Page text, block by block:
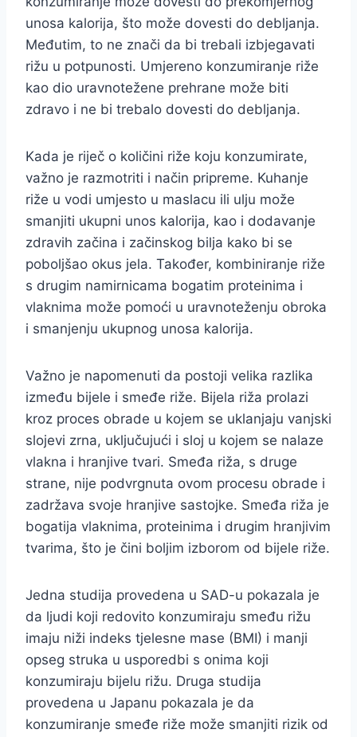
unosa kalorija, što može dovesti do debljanja.
Međutim, to ne znači da bi trebali izbjegavati
rižu u potpunosti. Umjereno konzumiranje riže
kao dio uravnotežene prehrane može biti
zdravo i ne bi trebalo dovesti do debljanja.
Kada je riječ o količini riže koju konzumirate,
važno je razmotriti i način pripreme. Kuhanje
riže u vodi umjesto u maslacu ili ulju može
smanjiti ukupni unos kalorija, kao i dodavanje
zdravih začina i začinskog bilja kako bi se
poboljšao okus jela. Također, kombiniranje riže
s drugim namirnicama bogatim proteinima i
vlaknima može pomoći u uravnoteženju obroka
i smanjenju ukupnog unosa kalorija.
Važno je napomenuti da postoji velika razlika
između bijele i smeđe riže. Bijela riža prolazi
kroz proces obrade u kojem se uklanjaju vanjski
slojevi zrna, uključujući i sloj u kojem se nalaze
vlakna i hranjive tvari. Smeđa riža, s druge
strane, nije podvrgnuta ovom procesu obrade i
zadržava svoje hranjive sastojke. Smeđa riža je
bogatija vlaknima, proteinima i drugim hranjivim
tvarima, što je čini boljim izborom od bijele riže.
Jedna studija provedena u SAD-u pokazala je
da ljudi koji redovito konzumiraju smeđu rižu
imaju niži indeks tjelesne mase (BMI) i manji
opseg struka u usporedbi s onima koji
konzumiraju bijelu rižu. Druga studija
provedena u Japanu pokazala je da
konzumiranje smeđe riže može smanjiti rizik od